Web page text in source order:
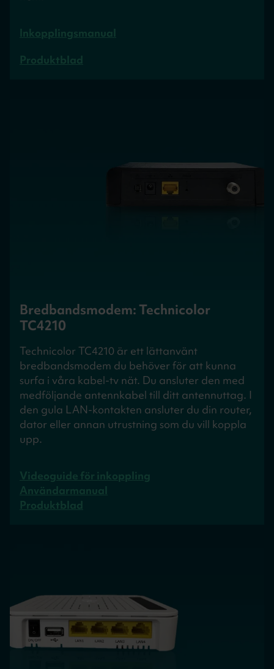
Inkopplingsmanual
Produktblad
Bredbandsmodem: Technicolor
TC4210
Technicolor TC4210 är ett lättanvänt
bredbandsmodem du behöver för att kunna
surfa i våra kabel-tv nät. Du ansluter den med
medföljande antennkabel till ditt antennuttag. I
den gula LAN-kontakten ansluter du din router,
dator eller annan utrustning som du vill koppla
upp.
Videoguide för inkoppling
Användarmanual
Produktblad